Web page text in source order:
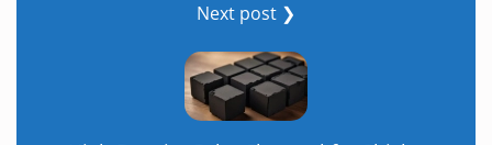
Next post ❯